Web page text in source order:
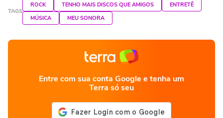
TAGS
ROCK TENHO MAIS DISCOS QUE AMIGOS
ENTRETÊ
MÚSICA
MEU SONORA
Entre com sua conta Google e tenha um
Terra só seu